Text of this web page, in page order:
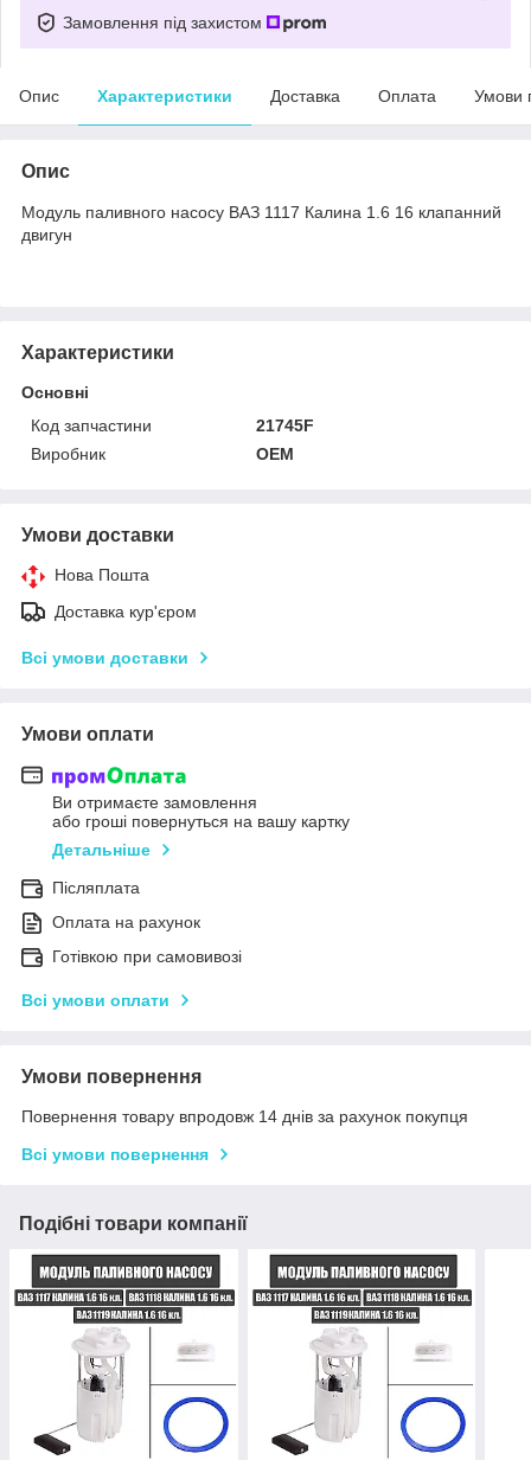
Замовлення під захистом
Опис Характеристики Доставка Оплата Умови
Опис
Модуль паливного насосу ВАЗ 1117 Калина 1.6 16 клапанний
двигун
Характеристики
Основні
Код запчастини
21745F
Виробник
OEM
Умови доставки
Нова Пошта
Доставка кур'єром
Всі умови доставки
Умови оплати
Ви отримаєте замовлення
або гроші повернуться на вашу картку
Детальніше
Післяплата
Оплата на рахунок
Готівкою при самовивозі
Всі умови оплати
Умови повернення
Повернення товару впродовж 14 днів за рахунок покупця
Всі умови повернення
Подібні товари компанії